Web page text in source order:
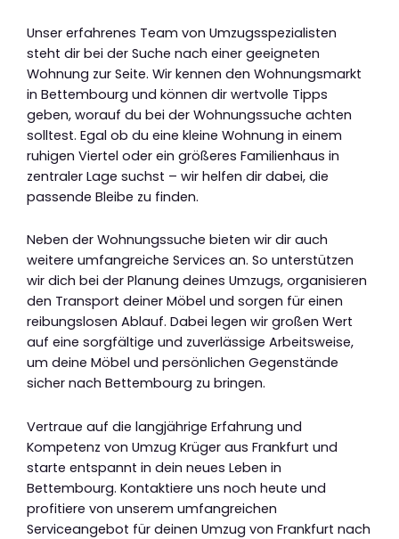
Unser erfahrenes Team von Umzugsspezialisten
steht dir bei der Suche nach einer geeigneten
Wohnung zur Seite. Wir kennen den Wohnungsmarkt
in Bettembourg und können dir wertvolle Tipps
geben, worauf du bei der Wohnungssuche achten
solltest. Egal ob du eine kleine Wohnung in einem
ruhigen Viertel oder ein größeres Familienhaus in
zentraler Lage suchst – wir helfen dir dabei, die
passende Bleibe zu finden.
Neben der Wohnungssuche bieten wir dir auch
weitere umfangreiche Services an. So unterstützen
wir dich bei der Planung deines Umzugs, organisieren
den Transport deiner Möbel und sorgen für einen
reibungslosen Ablauf. Dabei legen wir großen Wert
auf eine sorgfältige und zuverlässige Arbeitsweise,
um deine Möbel und persönlichen Gegenstände
sicher nach Bettembourg zu bringen.
Vertraue auf die langjährige Erfahrung und
Kompetenz von Umzug Krüger aus Frankfurt und
starte entspannt in dein neues Leben in
Bettembourg. Kontaktiere uns noch heute und
profitiere von unserem umfangreichen
Serviceangebot für deinen Umzug von Frankfurt nach